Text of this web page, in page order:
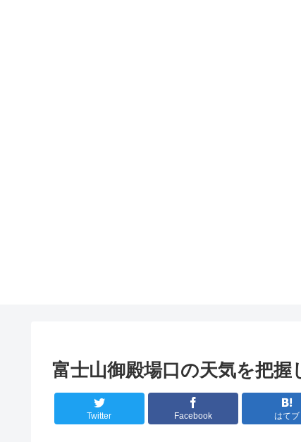
富士山御殿場口の天気を把握
Twitter Facebook はてブ